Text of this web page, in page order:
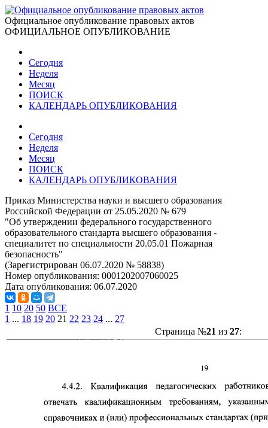
Официальное опубликование правовых актов
ОФИЦИАЛЬНОЕ ОПУБЛИКОВАНИЕ
Сегодня
Неделя
Месяц
ПОИСК
КАЛЕНДАРЬ ОПУБЛИКОВАНИЯ
Сегодня
Неделя
Месяц
ПОИСК
КАЛЕНДАРЬ ОПУБЛИКОВАНИЯ
Приказ Министерства науки и высшего образования
Российской Федерации от 25.05.2020 № 679
"Об утверждении федерального государственного
образовательного стандарта высшего образования -
специалитет по специальности 20.05.01 Пожарная
безопасность"
(Зарегистрирован 06.07.2020 № 58838)
Номер опубликования: 0001202007060025
Дата опубликования: 06.07.2020
1 10 20 50 ВСЕ
1 ... 18 19 20 21 22 23 24 ... 27
Страница №21 из 27: